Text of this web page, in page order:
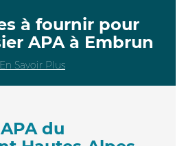
à fournir pour
APA à Embrun
En Savoir Plus
du